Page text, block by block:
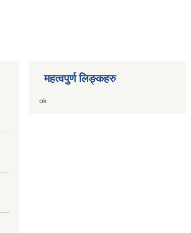
महत्वपुर्ण लिङ्कहरु
ok